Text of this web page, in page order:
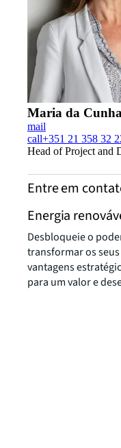
Maria da Cunha
mail
call+351 21 358 32
Head of Project and
Entre em
Energia
Desbloqueie o
transformar os
vantagens
para um valor e